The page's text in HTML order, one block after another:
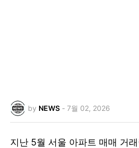
by NEWS - 7월 02, 2026
지난 5월 서울 아파트 매매 거